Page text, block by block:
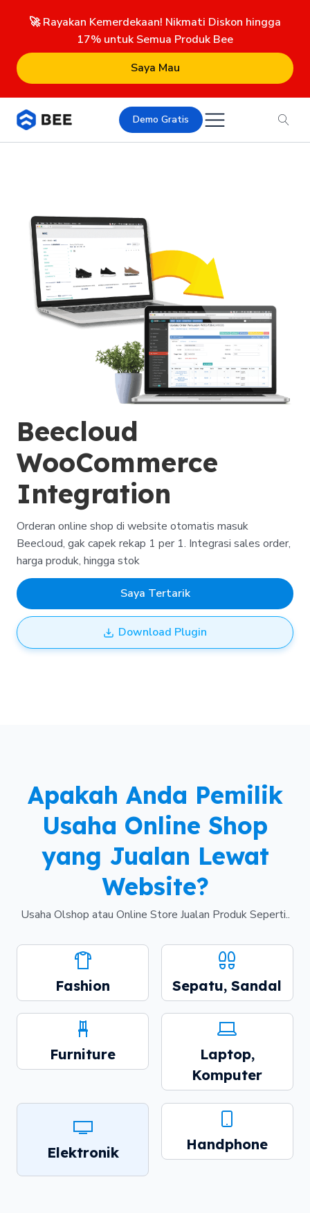
🚀 Rayakan Kemerdekaan! Nikmati Diskon hingga
17% untuk Semua Produk Bee
Saya Mau
Demo Gratis
Beecloud
WooCommerce
Integration
Orderan online shop di website otomatis masuk
Beecloud, gak capek rekap 1 per 1. Integrasi sales order,
harga produk, hingga stok
Saya Tertarik
Download Plugin
Apakah Anda Pemilik
Usaha Online Shop
yang Jualan Lewat
Website?
Usaha Olshop atau Online Store Jualan Produk Seperti..
Fashion Sepatu, Sandal
Furniture
Laptop,
Komputer
Elektronik Handphone